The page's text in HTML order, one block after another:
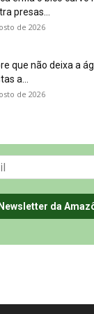
e RGPD
Notícias
🌎 Español
©